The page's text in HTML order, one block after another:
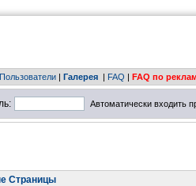
Пользователи | Галерея | FAQ | FAQ по
Автоматически входить
Страницы